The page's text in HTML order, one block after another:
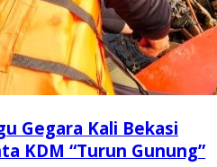
Gegara Kali Bekasi
KDM “Turun Gunung”